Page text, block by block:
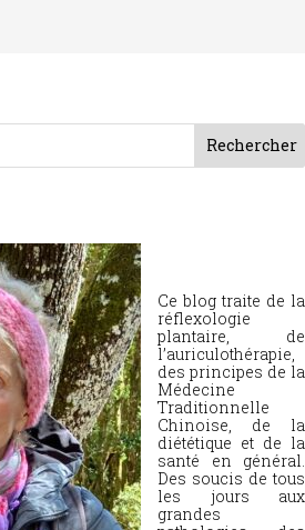
Ce blog traite de la
réflexologie
plantaire, de
l’auriculothérapie,
des principes de la
Médecine
Traditionnelle
Chinoise, de la
diététique et de la
santé en général.
Des soucis de tous
les jours aux
grandes